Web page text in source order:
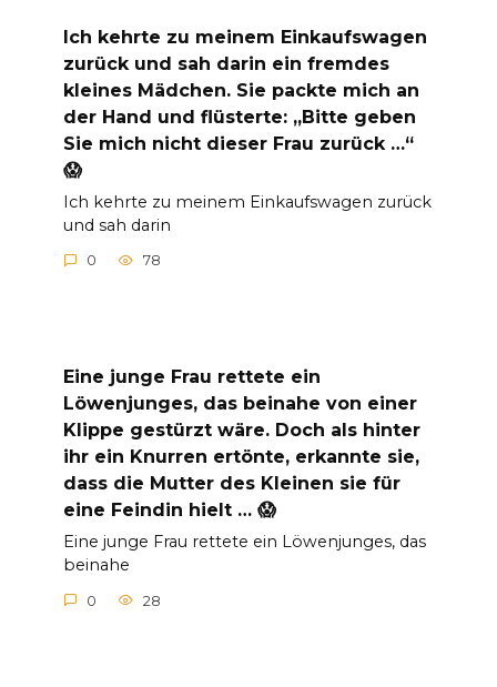
Ich kehrte zu meinem Einkaufswagen
zurück und sah darin ein fremdes
kleines Mädchen. Sie packte mich an
der Hand und flüsterte: „Bitte geben
Sie mich nicht dieser Frau zurück …“
😱
Ich kehrte zu meinem Einkaufswagen zurück
und sah darin
0 78
Eine junge Frau rettete ein
Löwenjunges, das beinahe von einer
Klippe gestürzt wäre. Doch als hinter
ihr ein Knurren ertönte, erkannte sie,
dass die Mutter des Kleinen sie für
eine Feindin hielt … 😱
Eine junge Frau rettete ein Löwenjunges, das
beinahe
0 28